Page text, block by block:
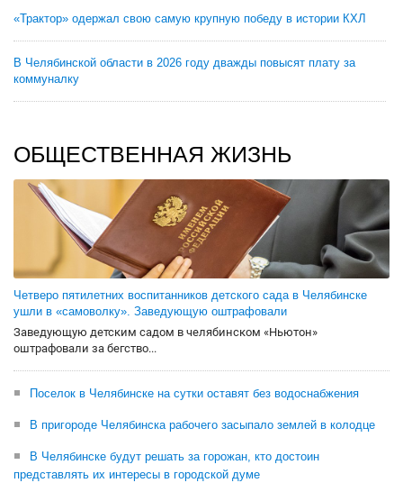
«Трактор» одержал свою самую крупную победу в истории КХЛ
В Челябинской области в 2026 году дважды повысят плату за
коммуналку
ОБЩЕСТВЕННАЯ ЖИЗНЬ
Четверо пятилетних воспитанников детского сада в Челябинске
ушли в «самоволку». Заведующую оштрафовали
Заведующую детским садом в челябинском «Ньютон»
оштрафовали за бегство...
Поселок в Челябинске на сутки оставят без водоснабжения
В пригороде Челябинска рабочего засыпало землей в колодце
В Челябинске будут решать за горожан, кто достоин
представлять их интересы в городской думе